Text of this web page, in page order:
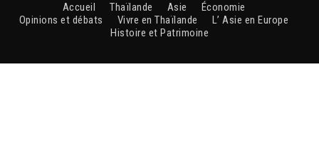
Accueil Thaïlande Asie
Économie
Opinions et débats
Vivre en Thaïlande
L’ Asie en Europe
Histoire et Patrimoine